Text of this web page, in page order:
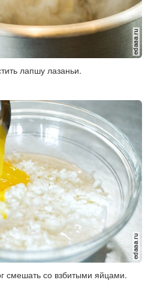
лапшу лазаньи.
смешать со взбитыми яйцами.